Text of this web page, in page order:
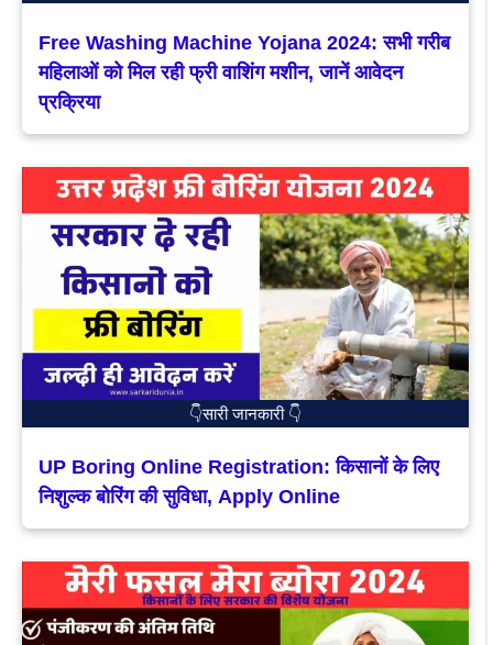
Free Washing Machine Yojana 2024: सभी गरीब
महिलाओं को मिल रही फ्री वाशिंग मशीन, जानें आवेदन
प्रक्रिया
👇सारी जानकारी 👇
UP Boring Online Registration: किसानों के लिए
निशुल्क बोरिंग की सुविधा, Apply Online